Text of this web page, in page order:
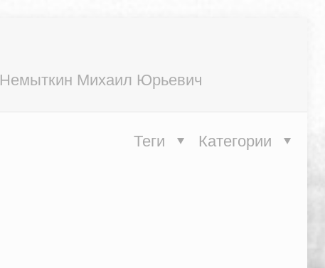
Немыткин Михаил Юрьевич
Категории
Теги